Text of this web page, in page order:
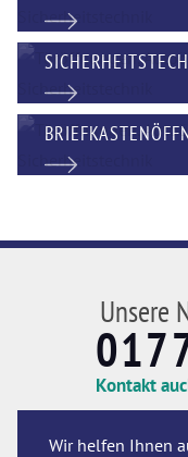
Unsere
Kontakt
Wir helfen Ihnen